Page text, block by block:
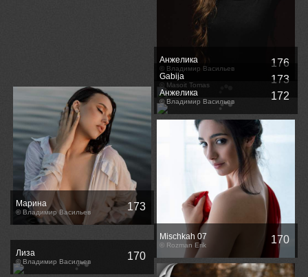
Анжелика
© Владимир Васильев 176
Марина
© Владимир Васильев 173
Gabija
© Masoit Tomas 173
Анжелика
© Владимир Васильев 172
Mischkah 07
© Rozman Erik 170
Лиза
© Владимир Васильев 170